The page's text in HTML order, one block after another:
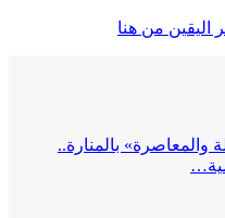
اليقين من هنا
والمعاصرة» بالمنارة..